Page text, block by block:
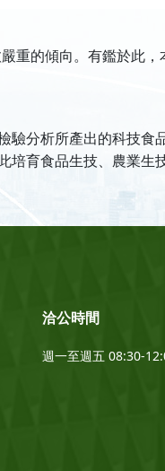
重的傾向。有鑑於此
驗分析所產出的科技
育食品生技、農業生
洽公時間
週一至週五 08:30-